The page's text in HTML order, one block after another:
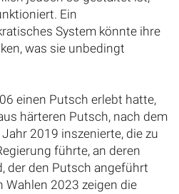
Ein
System könnte ihre
was sie unbedingt
einen Putsch erlebt hatte,
härteren Putsch, nach dem
2019 inszenierte, die zu
führte, an deren
der den Putsch angeführt
Wahlen 2023 zeigen die